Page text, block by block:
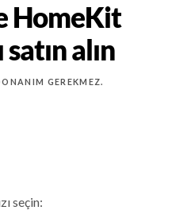
HomeKit
satın alın
GEREKMEZ.
seçin: